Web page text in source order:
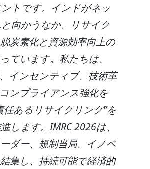
トです。インドがネッ
と向かうなか、リサイク
炭素化と資源効率向上の
ています。私たちは、
インセンティブ、技術革
ンプライアンス強化を
任あるリサイクリング”を
します。IMRC 2026は、
ダー、規制当局、イノベ
集し、持続可能で経済的